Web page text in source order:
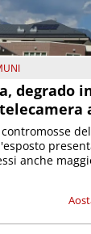
degrado
contromosse
anche